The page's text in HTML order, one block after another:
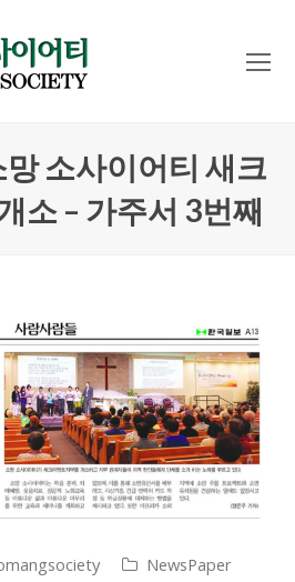
소사이어티 새크
소 – 가주서 3번째
NewsPaper